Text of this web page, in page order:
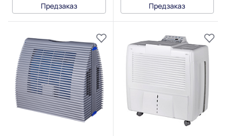
Предзаказ Предзаказ